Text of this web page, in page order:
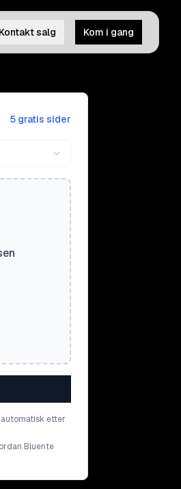
Kontakt salg Kom i gang
5 gratis sider
etter
Bluente